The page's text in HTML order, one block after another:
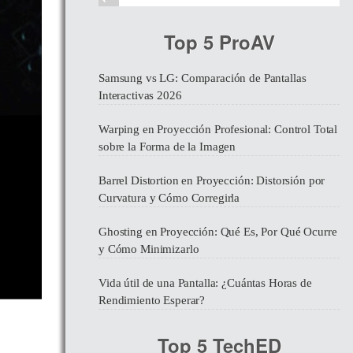
Top 5 ProAV
Samsung vs LG: Comparación de Pantallas
Interactivas 2026
Warping en Proyección Profesional: Control Total
sobre la Forma de la Imagen
Barrel Distortion en Proyección: Distorsión por
Curvatura y Cómo Corregirla
Ghosting en Proyección: Qué Es, Por Qué Ocurre
y Cómo Minimizarlo
Vida útil de una Pantalla: ¿Cuántas Horas de
Rendimiento Esperar?
Top 5 TechED